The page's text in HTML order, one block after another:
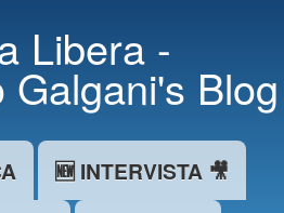
Libera -
Galgani's Blog
🆕 INTERVISTA 🎥